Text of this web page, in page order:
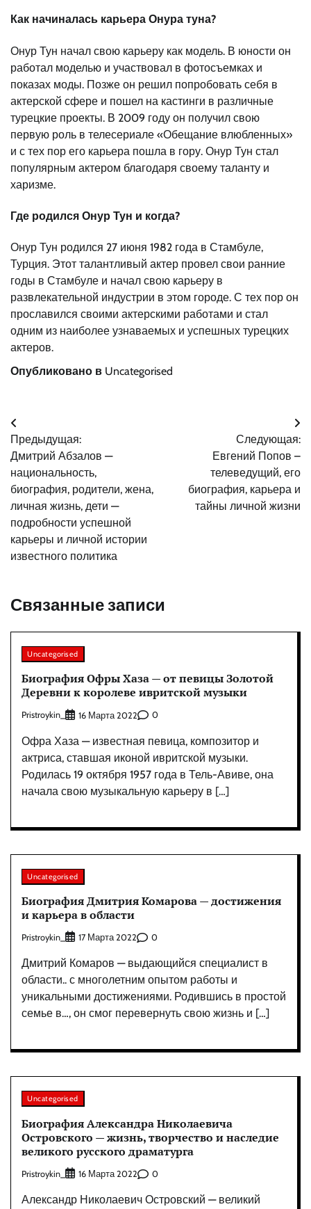
Как начиналась карьера Онура туна?
Онур Тун начал свою карьеру как модель. В юности он
работал моделью и участвовал в фотосъемках и
показах моды. Позже он решил попробовать себя в
актерской сфере и пошел на кастинги в различные
турецкие проекты. В 2009 году он получил свою
первую роль в телесериале «Обещание влюбленных»
и с тех пор его карьера пошла в гору. Онур Тун стал
популярным актером благодаря своему таланту и
харизме.
Где родился Онур Тун и когда?
Онур Тун родился 27 июня 1982 года в Стамбуле,
Турция. Этот талантливый актер провел свои ранние
годы в Стамбуле и начал свою карьеру в
развлекательной индустрии в этом городе. С тех пор он
прославился своими актерскими работами и стал
одним из наиболее узнаваемых и успешных турецких
актеров.
Опубликовано в Uncategorised
Навигация
по
записям
Предыдущая:
Дмитрий Абзалов —
национальность,
биография, родители, жена,
личная жизнь, дети —
подробности успешной
карьеры и личной истории
известного политика
Следующая:
Евгений Попов –
телеведущий, его
биография, карьера и
тайны личной жизни
Связанные записи
Uncategorised
Биография Офры Хаза — от певицы Золотой
Деревни к королеве ивритской музыки
Pristroykin_ 16 Марта 2022 0
Офра Хаза — известная певица, композитор и
актриса, ставшая иконой ивритской музыки.
Родилась 19 октября 1957 года в Тель-Авиве, она
начала свою музыкальную карьеру в […]
Uncategorised
Биография Дмитрия Комарова — достижения
и карьера в области
Pristroykin_ 17 Марта 2022 0
Дмитрий Комаров — выдающийся специалист в
области.. с многолетним опытом работы и
уникальными достижениями. Родившись в простой
семье в…, он смог перевернуть свою жизнь и […]
Uncategorised
Биография Александра Николаевича
Островского — жизнь, творчество и наследие
великого русского драматурга
Pristroykin_ 16 Марта 2022 0
Александр Николаевич Островский — великий